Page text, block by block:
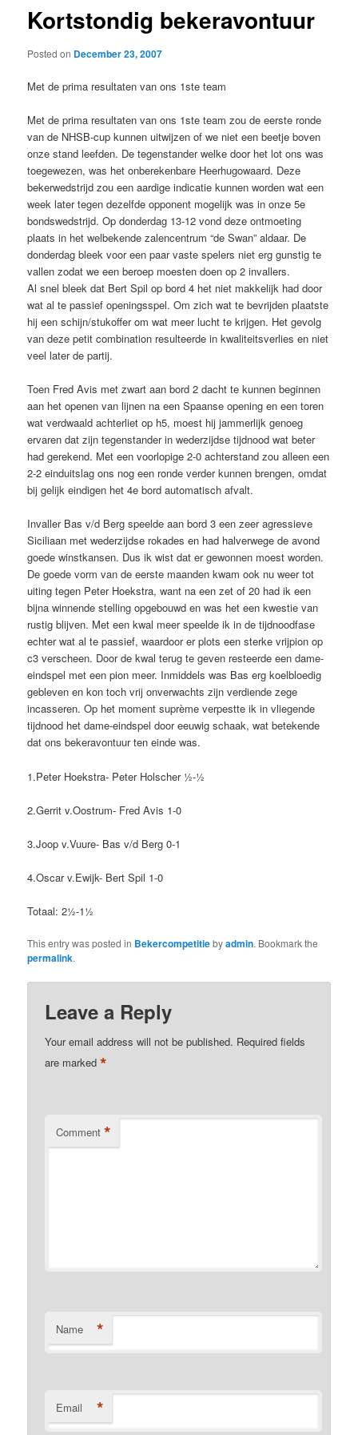
Kortstondig bekeravontuur
Posted on December 23, 2007
Met de prima resultaten van ons 1ste team
Met de prima resultaten van ons 1ste team zou de eerste ronde
van de NHSB-cup kunnen uitwijzen of we niet een beetje boven
onze stand leefden. De tegenstander welke door het lot ons was
toegewezen, was het onberekenbare Heerhugowaard. Deze
bekerwedstrijd zou een aardige indicatie kunnen worden wat een
week later tegen dezelfde opponent mogelijk was in onze 5e
bondswedstrijd. Op donderdag 13-12 vond deze ontmoeting
plaats in het welbekende zalencentrum “de Swan” aldaar. De
donderdag bleek voor een paar vaste spelers niet erg gunstig te
vallen zodat we een beroep moesten doen op 2 invallers.
Al snel bleek dat Bert Spil op bord 4 het niet makkelijk had door
wat al te passief openingsspel. Om zich wat te bevrijden plaatste
hij een schijn/stukoffer om wat meer lucht te krijgen. Het gevolg
van deze petit combination resulteerde in kwaliteitsverlies en niet
veel later de partij.
Toen Fred Avis met zwart aan bord 2 dacht te kunnen beginnen
aan het openen van lijnen na een Spaanse opening en een toren
wat verdwaald achterliet op h5, moest hij jammerlijk genoeg
ervaren dat zijn tegenstander in wederzijdse tijdnood wat beter
had gerekend. Met een voorlopige 2-0 achterstand zou alleen een
2-2 einduitslag ons nog een ronde verder kunnen brengen, omdat
bij gelijk eindigen het 4e bord automatisch afvalt.
Invaller Bas v/d Berg speelde aan bord 3 een zeer agressieve
Siciliaan met wederzijdse rokades en had halverwege de avond
goede winstkansen. Dus ik wist dat er gewonnen moest worden.
De goede vorm van de eerste maanden kwam ook nu weer tot
uiting tegen Peter Hoekstra, want na een zet of 20 had ik een
bijna winnende stelling opgebouwd en was het een kwestie van
rustig blijven. Met een kwal meer speelde ik in de tijdnoodfase
echter wat al te passief, waardoor er plots een sterke vrijpion op
c3 verscheen. Door de kwal terug te geven resteerde een dame-
eindspel met een pion meer. Inmiddels was Bas erg koelbloedig
gebleven en kon toch vrij onverwachts zijn verdiende zege
incasseren. Op het moment suprème verpestte ik in vliegende
tijdnood het dame-eindspel door eeuwig schaak, wat betekende
dat ons bekeravontuur ten einde was.
1.Peter Hoekstra- Peter Holscher ½-½
2.Gerrit v.Oostrum- Fred Avis 1-0
3.Joop v.Vuure- Bas v/d Berg 0-1
4.Oscar v.Ewijk- Bert Spil 1-0
Totaal: 2½-1½
This entry was posted in Bekercompetitiebyadmin. Bookmark the
permalink.
Leave a Reply
Your email address will not be published. Required fields
are marked*
Comment *
Name *
Email *